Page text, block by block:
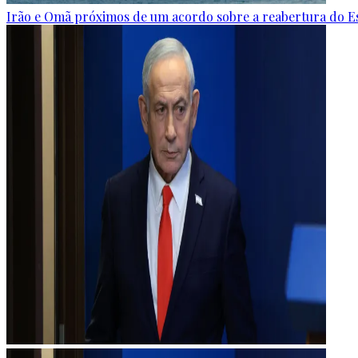
Irão e Omã próximos de um acordo sobre a reabertura do